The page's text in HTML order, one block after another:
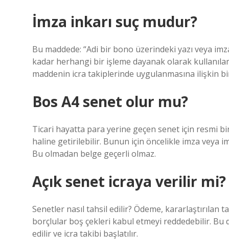
İmza inkarı suç mudur?
Bu maddede: “Adi bir bono üzerindeki yazı veya
kadar herhangi bir işleme dayanak olarak
maddenin icra takiplerinde uygulanmasına ilişkin
Bos A4 senet olur mu?
Ticari hayatta para yerine geçen senet için resmi
haline getirilebilir. Bunun için öncelikle imza veya
Bu olmadan belge geçerli olmaz.
Açık senet icraya verilir mi?
Senetler nasıl tahsil edilir? Ödeme, kararlaştırılan
borçlular boş çekleri kabul etmeyi reddedebilir.
edilir ve icra takibi başlatılır.